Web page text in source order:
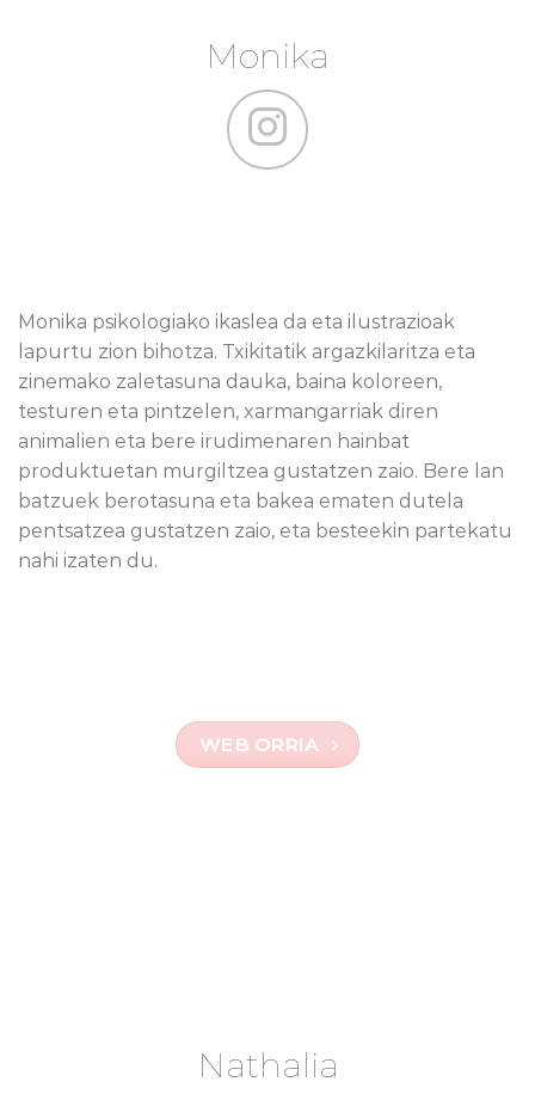
Monika
Monika psikologiako ikaslea da eta ilustrazioak
lapurtu zion bihotza. Txikitatik argazkilaritza eta
zinemako zaletasuna dauka, baina koloreen,
testuren eta pintzelen, xarmangarriak diren
animalien eta bere irudimenaren hainbat
produktuetan murgiltzea gustatzen zaio. Bere lan
batzuek berotasuna eta bakea ematen dutela
pentsatzea gustatzen zaio, eta besteekin partekatu
nahi izaten du.
WEB ORRIA
Nathalia